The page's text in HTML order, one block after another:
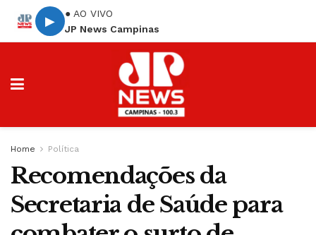
▶
● AO VIVO
JP News Campinas
Home Política
Recomendações da
Secretaria de Saúde para